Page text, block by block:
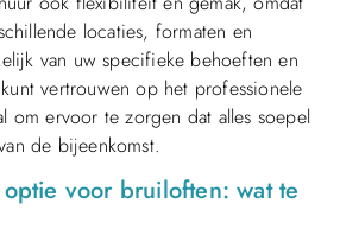
locaties, formaten en
van uw specifieke behoeften en
vertrouwen op het professionele
om ervoor te zorgen dat alles soepel
de bijeenkomst.
voor bruiloften: wat te